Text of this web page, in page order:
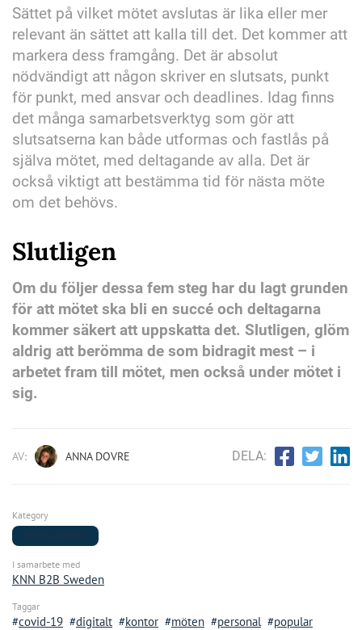
Sättet på vilket mötet avslutas är lika eller mer
relevant än sättet att kalla till det. Det kommer att
markera dess framgång. Det är absolut
nödvändigt att någon skriver en slutsats, punkt
för punkt, med ansvar och deadlines. Idag finns
det många samarbetsverktyg som gör att
slutsatserna kan både utformas och fastlås på
själva mötet, med deltagande av alla. Det är
också viktigt att bestämma tid för nästa möte
om det behövs.
Slutligen
Om du följer dessa fem steg har du lagt grunden
för att mötet ska bli en succé och deltagarna
kommer säkert att uppskatta det. Slutligen, glöm
aldrig att berömma de som bidragit mest – i
arbetet fram till mötet, men också under mötet i
sig.
AV: ANNA DOVRE DELA:
Kategory
I samarbete med
KNN B2B Sweden
Taggar
covid-19 digitalt kontor möten personal popular